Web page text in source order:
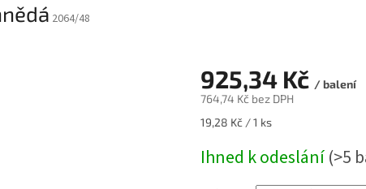
2064/48
925,34 Kč / balení
764,74 Kč bez DPH
Měrná
19,28 Kč / 1 ks
Ihned k odeslání(>5